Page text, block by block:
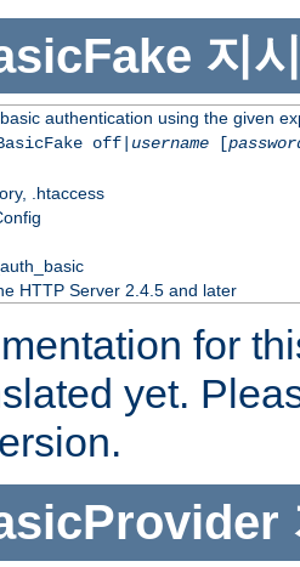
지
authentication using the given
off| username[
.htaccess
HTTP Server 2.4.5 and later
for
yet.